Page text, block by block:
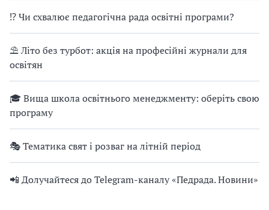
⁉ Чи схвалює педагогічна рада освітні програми?
⛱ Літо без турбот: акція на професійні журнали для
освітян
🎓 Вища школа освітнього менеджменту: оберіть свою
програму
🎭 Тематика свят і розваг на літній період
📲 Долучайтеся до Telegram-каналу «Педрада. Новини»